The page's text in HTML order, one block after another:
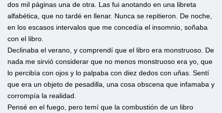
dos mil páginas una de otra. Las fui anotando en una libreta
alfabética, que no tardé en llenar. Nunca se repitieron. De noche,
en los escasos intervalos que me concedía el insomnio, soñaba
con el libro.
Declinaba el verano, y comprendí que el libro era monstruoso. De
nada me sirvió considerar que no menos monstruoso era yo, que
lo percibía con ojos y lo palpaba con diez dedos con uñas. Sentí
que era un objeto de pesadilla, una cosa obscena que infamaba y
corrompía la realidad.
Pensé en el fuego, pero temí que la combustión de un libro